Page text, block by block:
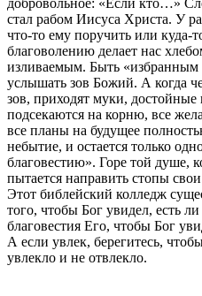
стал рабом Иисуса Христа. У
что-то ему поручить или куда-
благоволению делает нас
изливаемым. Быть
услышать зов Божий. А когда
зов, приходят муки,
подсекаются на корню, все
все планы на будущее
небытие, и остается только
благовестию». Горе той душе,
пытается направить стопы
Этот библейский колледж
того, чтобы Бог увидел, есть ли
благовестия Его, чтобы Бог
А если увлек, берегитесь,
увлекло и не отвлекло.